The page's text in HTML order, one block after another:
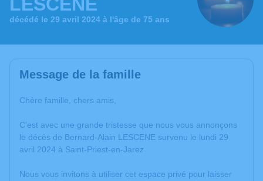
décédé le 29 avril 2024 à l'âge de 75 ans
Message de la famille
Chère famille, chers amis,
C’est avec une grande tristesse que nous vous annonçons
le décès de Bernard-Alain LESCENE survenu le lundi 29
avril 2024 à Saint-Priest-en-Jarez.
Nous vous invitons à utiliser cet espace privé pour laisser